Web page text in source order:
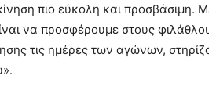
πιο εύκολη και προσβάσιμη.
να προσφέρουμε στους
τις ημέρες των αγώνων,